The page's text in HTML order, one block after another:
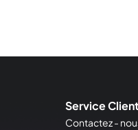
Service Client
Contactez -